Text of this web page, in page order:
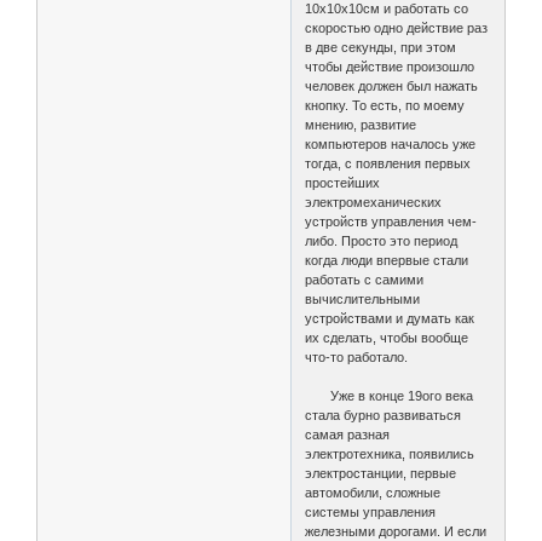
10х10х10см и работать со
скоростью одно действие раз
в две секунды, при этом
чтобы действие произошло
человек должен был нажать
кнопку. То есть, по моему
мнению, развитие
компьютеров началось уже
тогда, с появления первых
простейших
электромеханических
устройств управления чем-
либо. Просто это период
когда люди впервые стали
работать с самими
вычислительными
устройствами и думать как
их сделать, чтобы вообще
что-то работало.
Уже в конце 19ого века
стала бурно развиваться
самая разная
электротехника, появились
электростанции, первые
автомобили, сложные
системы управления
железными дорогами. И если